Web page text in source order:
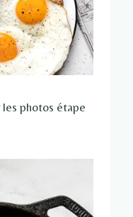
les photos étape